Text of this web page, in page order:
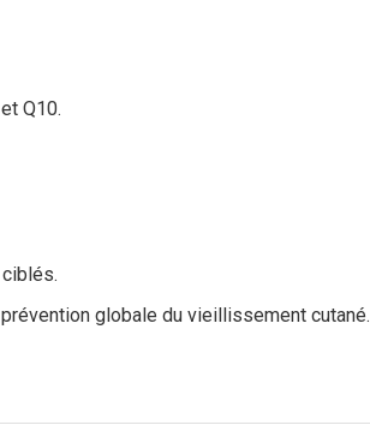
Q10.
globale du vieillissement cutané.